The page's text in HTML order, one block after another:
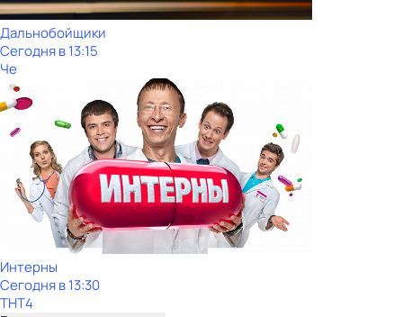
Дальнобойщики
Сегодня в 13:15
Че
Интерны
Сегодня в 13:30
ТНТ4